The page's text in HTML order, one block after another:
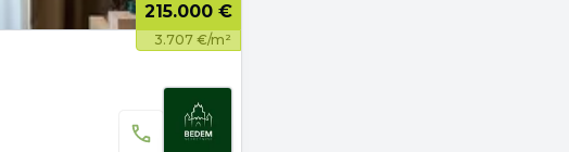
215.000 €
3.707 €/m²